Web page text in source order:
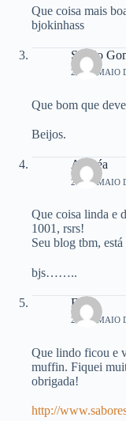
Que coisa mais
bjokinhass
Sérgio
28 DE MAIO
Que bom que
Beijos.
Andréa
28 DE MAIO
Que coisa linda e
1001, rsrs!
Seu blog tbm,
bjs……..
Eli
28 DE MAIO
Que lindo ficou e
muffin. Fiquei
obrigada!
http://